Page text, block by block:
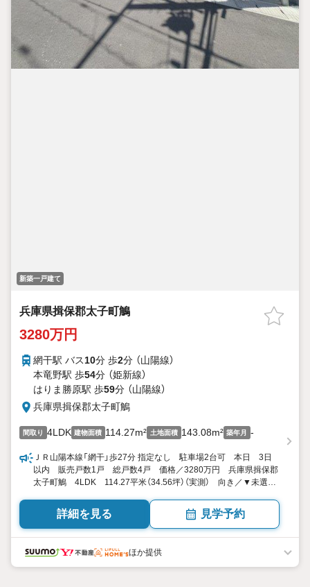
新築一戸建て
兵庫県揖保郡太子町鵤
3280万円
網干駅 バス10分 歩2分 （山陽線）
本竜野駅 歩54分 （姫新線）
はりま勝原駅 歩59分 （山陽線）
兵庫県揖保郡太子町鵤
間取り 4LDK 建物面積 114.27m² 土地面積 143.08m² 築年月 -
ＪＲ山陽本線「網干」歩27分 指定なし 駐車場2台可 本日 3日
以内 販売戸数1戸 総戸数4戸 価格／3280万円 兵庫県揖保郡
太子町鵤 4LDK 114.27平米（34.56坪）（実測） 向き／▼未選択
詳細を見る 見学予約
ほか提供